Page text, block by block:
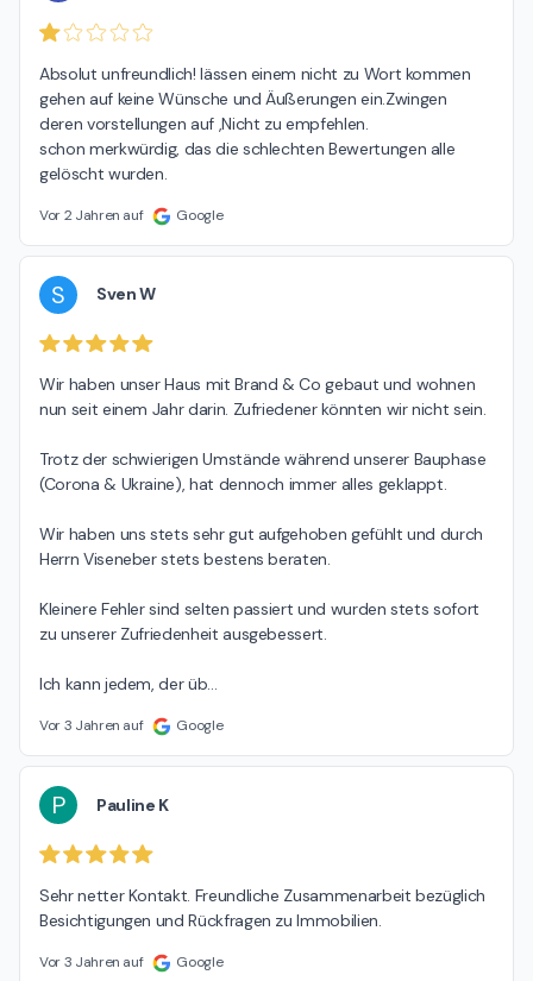
Absolut unfreundlich! lässen einem nicht zu Wort kommen
gehen auf keine Wünsche und Äußerungen ein.Zwingen
deren vorstellungen auf ,Nicht zu empfehlen.
schon merkwürdig, das die schlechten Bewertungen alle
gelöscht wurden.
Vor 2 Jahren auf Google
S Sven W
Wir haben unser Haus mit Brand & Co gebaut und wohnen
nun seit einem Jahr darin. Zufriedener könnten wir nicht sein.
Trotz der schwierigen Umstände während unserer Bauphase
(Corona & Ukraine), hat dennoch immer alles geklappt.
Wir haben uns stets sehr gut aufgehoben gefühlt und durch
Herrn Viseneber stets bestens beraten.
Kleinere Fehler sind selten passiert und wurden stets sofort
zu unserer Zufriedenheit ausgebessert.
Ich kann jedem, der üb…
Vor 3 Jahren auf Google
P Pauline K
Sehr netter Kontakt. Freundliche Zusammenarbeit bezüglich
Besichtigungen und Rückfragen zu Immobilien.
Vor 3 Jahren auf Google